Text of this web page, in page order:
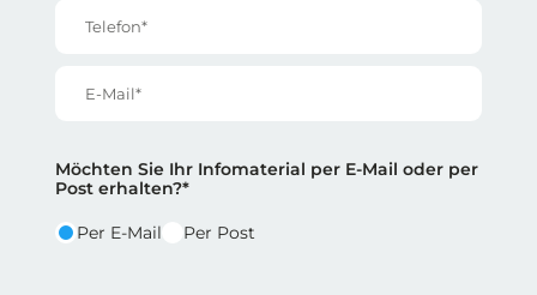
Reihe 2
Reihe 2 | Spalte 1
Möchten Sie Ihr Infomaterial per E-Mail oder per
Post erhalten?*
Per E-Mail Per Post